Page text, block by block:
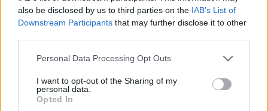
also be disclosed by us to third parties on the IAB’s List of
Downstream Participants that may further disclose it to other
Please note that this website/app uses one or more Google
not limited to your visit or usage behaviour. You may click to
grant or deny consent to Google and its third-party tags to
use your data for below specified purposes in below Google
Personal Data Processing Opt Outs
I want to opt-out of the Sharing of my
personal data.
Opted In